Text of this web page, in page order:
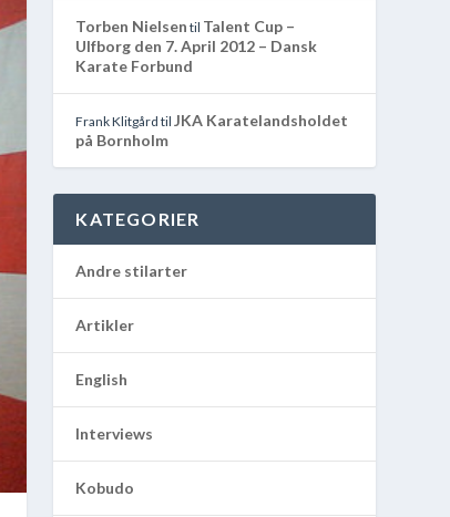
Torben Nielsen til Talent Cup –
Ulfborg den 7. April 2012 – Dansk
Karate Forbund
Frank Klitgård tilJKA Karatelandsholdet
på Bornholm
KATEGORIER
Andre stilarter
Artikler
English
Interviews
Kobudo